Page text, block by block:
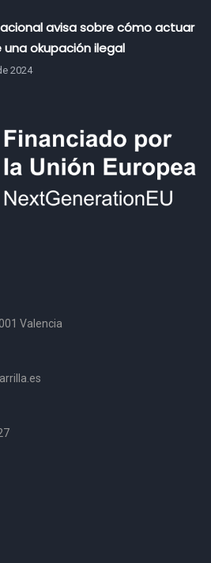
avisa sobre cómo actuar
okupación ilegal
2024
Valencia